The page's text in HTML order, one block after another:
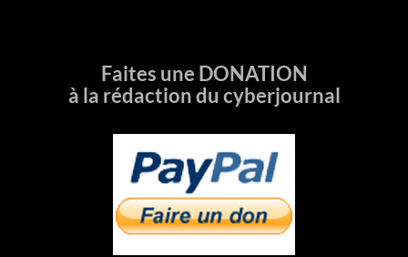
Faites une DONATION
à la rédaction du cyberjournal